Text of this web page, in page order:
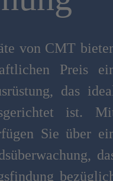
von CMT
Preis
das
ist.
Sie über